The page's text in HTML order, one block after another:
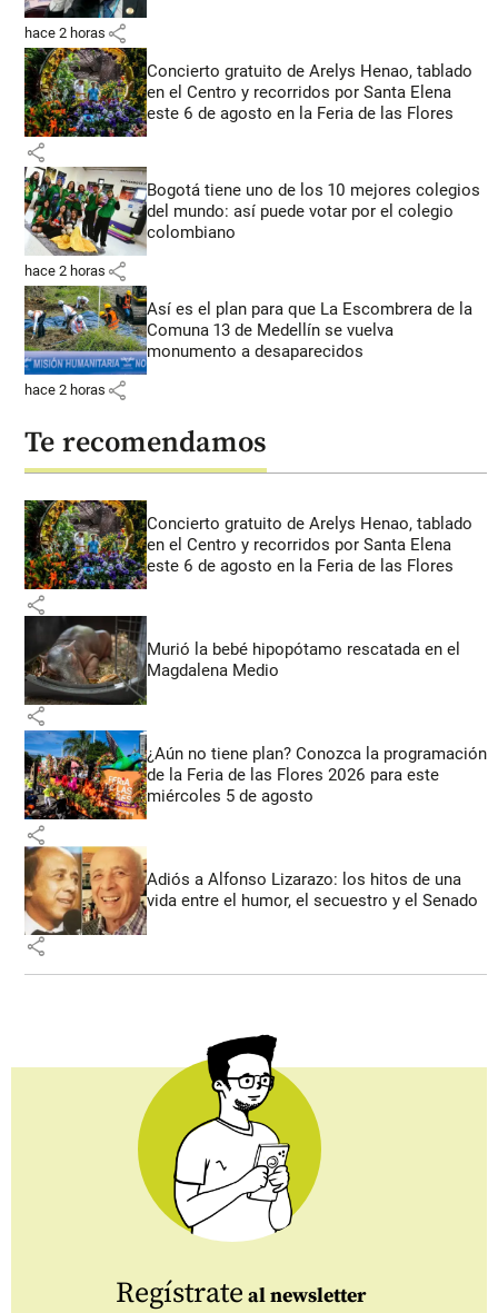
hace 2 horas share
Concierto gratuito de Arelys Henao, tablado
en el Centro y recorridos por Santa Elena
este 6 de agosto en la Feria de las Flores
share
Bogotá tiene uno de los 10 mejores colegios
del mundo: así puede votar por el colegio
colombiano
hace 2 horas share
Así es el plan para que La Escombrera de la
Comuna 13 de Medellín se vuelva
monumento a desaparecidos
hace 2 horas share
Te recomendamos
Concierto gratuito de Arelys Henao, tablado
en el Centro y recorridos por Santa Elena
este 6 de agosto en la Feria de las Flores
share
Murió la bebé hipopótamo rescatada en el
Magdalena Medio
share
¿Aún no tiene plan? Conozca la programación
de la Feria de las Flores 2026 para este
miércoles 5 de agosto
share
Adiós a Alfonso Lizarazo: los hitos de una
vida entre el humor, el secuestro y el Senado
share
Regístrate al newsletter